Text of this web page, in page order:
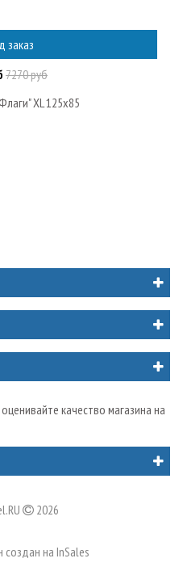
заказ
7270 руб
XL 125x85
2026
создан на InSales